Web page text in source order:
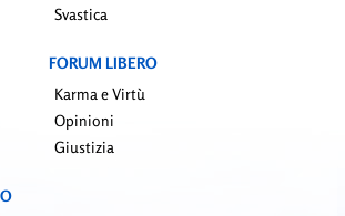
Svastica
FORUM LIBERO
Karma e Virtù
Opinioni
Giustizia